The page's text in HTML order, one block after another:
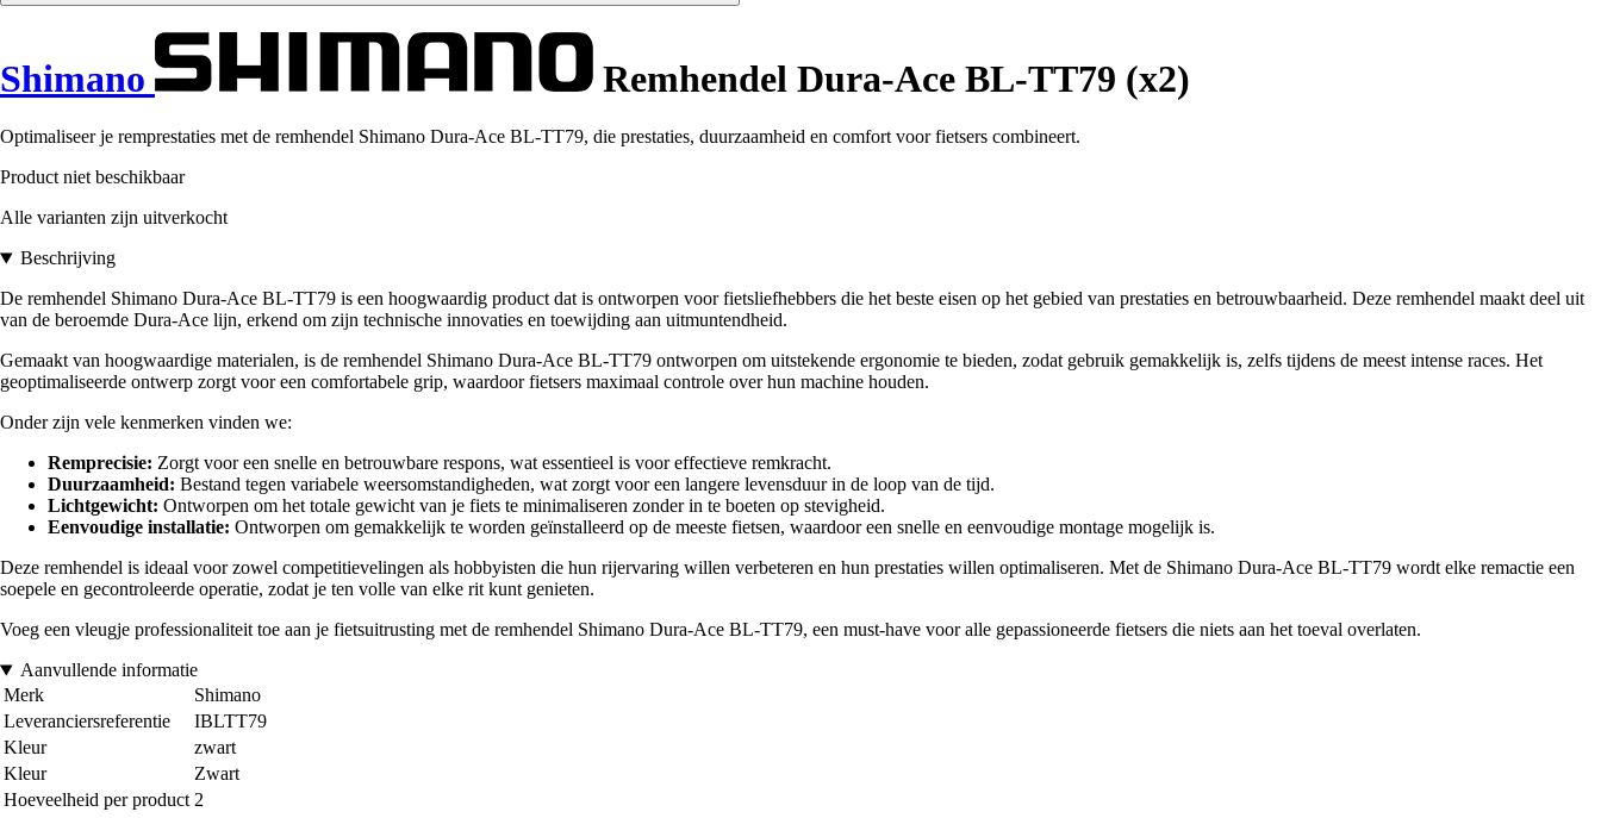
Shimano Remhendel Dura-Ace BL-TT79 (x2)
Optimaliseer je remprestaties met de remhendel Shimano Dura-Ace BL-TT79, die prestaties, duurzaamheid en comfort voor fietsers combineert.
Product niet beschikbaar
Alle varianten zijn uitverkocht
Beschrijving
De remhendel Shimano Dura-Ace BL-TT79 is een hoogwaardig product dat is ontworpen voor fietsliefhebbers die het beste eisen op het gebied van prestaties en betrouwbaarheid. Deze remhendel maakt deel uit
van de beroemde Dura-Ace lijn, erkend om zijn technische innovaties en toewijding aan uitmuntendheid.
Gemaakt van hoogwaardige materialen, is de remhendel Shimano Dura-Ace BL-TT79 ontworpen om uitstekende ergonomie te bieden, zodat gebruik gemakkelijk is, zelfs tijdens de meest intense races. Het
geoptimaliseerde ontwerp zorgt voor een comfortabele grip, waardoor fietsers maximaal controle over hun machine houden.
Onder zijn vele kenmerken vinden we:
Remprecisie: Zorgt voor een snelle en betrouwbare respons, wat essentieel is voor effectieve remkracht.
Duurzaamheid: Bestand tegen variabele weersomstandigheden, wat zorgt voor een langere levensduur in de loop van de tijd.
Lichtgewicht: Ontworpen om het totale gewicht van je fiets te minimaliseren zonder in te boeten op stevigheid.
Eenvoudige installatie: Ontworpen om gemakkelijk te worden geïnstalleerd op de meeste fietsen, waardoor een snelle en eenvoudige montage mogelijk is.
Deze remhendel is ideaal voor zowel competitievelingen als hobbyisten die hun rijervaring willen verbeteren en hun prestaties willen optimaliseren. Met de Shimano Dura-Ace BL-TT79 wordt elke remactie een
soepele en gecontroleerde operatie, zodat je ten volle van elke rit kunt genieten.
Voeg een vleugje professionaliteit toe aan je fietsuitrusting met de remhendel Shimano Dura-Ace BL-TT79, een must-have voor alle gepassioneerde fietsers die niets aan het toeval overlaten.
Aanvullende informatie
Merk
Shimano
Leveranciersreferentie
IBLTT79
Kleur
zwart
Kleur
Zwart
Hoeveelheid per product 2